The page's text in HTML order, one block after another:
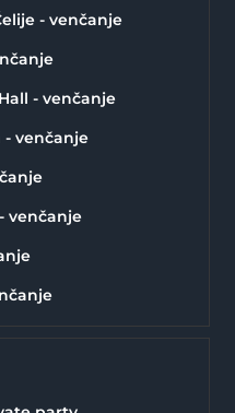
- venčanje
- venčanje
venčanje
venčanje